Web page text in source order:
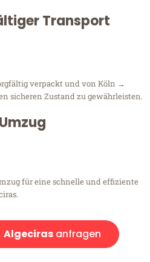
Transport
verpackt und von Köln →
sicheren Zustand zu gewährleisten.
für eine schnelle und effiziente
Algecirasanfragen